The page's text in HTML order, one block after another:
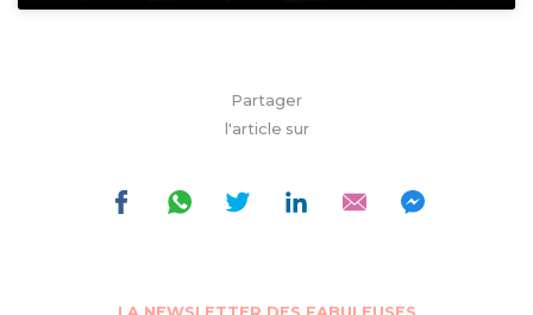
Partager
l'article sur